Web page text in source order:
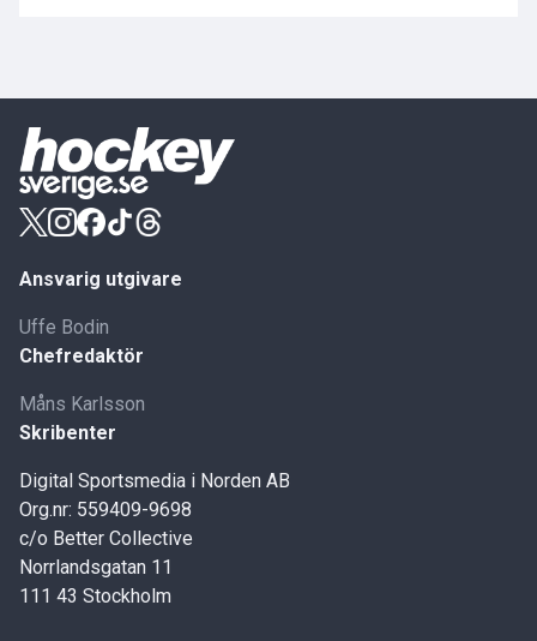
Ansvarig utgivare
Uffe Bodin
Chefredaktör
Måns Karlsson
Skribenter
Digital Sportsmedia i Norden AB
Org.nr: 559409-9698
c/o Better Collective
Norrlandsgatan 11
111 43 Stockholm